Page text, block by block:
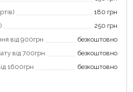
180 грн
250 грн
від 900грн
безкоштовно
від 700грн
безкоштовно
1600грн
безкоштовно